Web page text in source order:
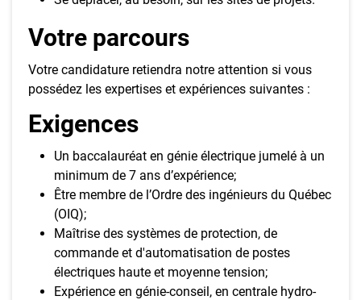
Votre parcours
Votre candidature retiendra notre attention si vous
possédez les expertises et expériences suivantes :
Exigences
Un baccalauréat en génie électrique jumelé à un
minimum de 7 ans d’expérience;
Être membre de l’Ordre des ingénieurs du Québec
(OIQ);
Maîtrise des systèmes de protection, de
commande et d'automatisation de postes
électriques haute et moyenne tension;
Expérience en génie-conseil, en centrale hydro-